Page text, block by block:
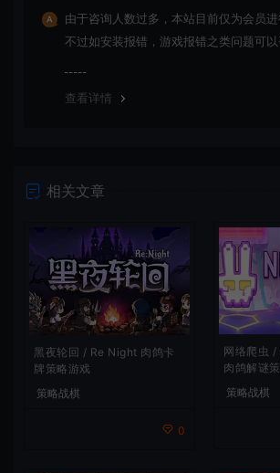
由于咨询人数过多，本站目前仅为会员进
不过如安装报错，游戏报错之类问题可
查看详情
相关文章
黑夜轮回 / Re Night 肉鸽卡
牌策略游戏
策略战棋
0
网络爬虫 /
肉鸽解谜
策略战棋